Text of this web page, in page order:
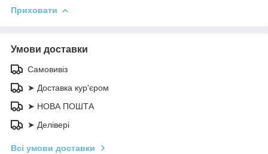
Приховати
Умови доставки
Самовивіз
➤ Доставка кур'єром
➤ НОВА ПОШТА
➤ Делівері
Всі умови доставки